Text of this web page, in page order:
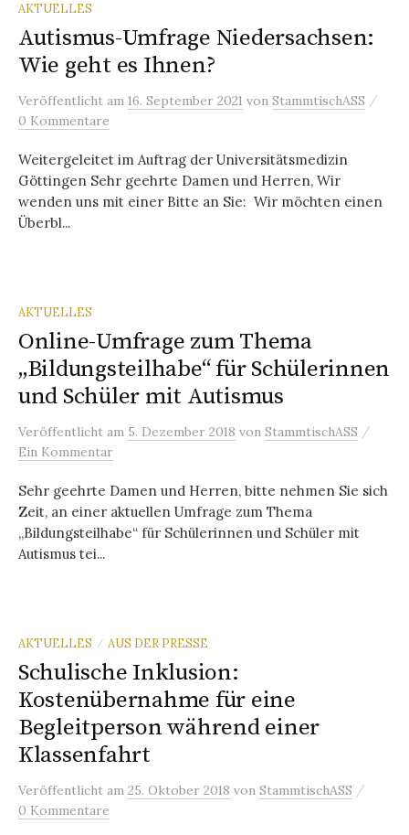
AKTUELLES
Autismus-Umfrage Niedersachsen:
Wie geht es Ihnen?
Veröffentlicht am 16. September 2021 von StammtischASS /
0 Kommentare
Weitergeleitet im Auftrag der Universitätsmedizin
Göttingen Sehr geehrte Damen und Herren, Wir
wenden uns mit einer Bitte an Sie: Wir möchten einen
Überbl...
AKTUELLES
Online-Umfrage zum Thema
„Bildungsteilhabe“ für Schülerinnen
und Schüler mit Autismus
Veröffentlicht am 5. Dezember 2018 von StammtischASS /
Ein Kommentar
Sehr geehrte Damen und Herren, bitte nehmen Sie sich
Zeit, an einer aktuellen Umfrage zum Thema
„Bildungsteilhabe“ für Schülerinnen und Schüler mit
Autismus tei...
AKTUELLES / AUS DER PRESSE
Schulische Inklusion:
Kostenübernahme für eine
Begleitperson während einer
Klassenfahrt
Veröffentlicht am 25. Oktober 2018 von StammtischASS /
0 Kommentare